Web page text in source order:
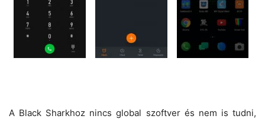
A Black Sharkhoz nincs global szoftver és nem is tudni,